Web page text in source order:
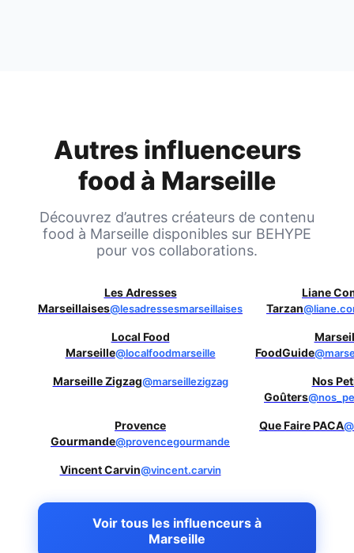
Autres influenceurs
food à Marseille
Découvrez d’autres créateurs de contenu
food à Marseille disponibles sur BEHYPE
pour vos collaborations.
Les Adresses
Marseillaises@lesadressesmarseillaises
Liane
Tarzan
Local Food
Marseille@localfoodmarseille
FoodGuide
Marseille Zigzag@marseillezigzag
Nos
Goûters
Provence
Gourmande@provencegourmande
Que Faire PACA
Vincent Carvin@vincent.carvin
Voir tous les influenceurs à
Marseille